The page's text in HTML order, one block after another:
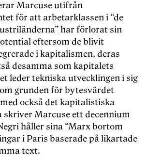
Marcuse utifrån
för att arbetarklassen i “de
har förlorat sin
eftersom de blivit
i kapitalismen, deras
desamma som kapitalets
leder tekniska utvecklingen i sig
grunden för bytesvärdet
också det kapitalistiska
skriver Marcuse ett decennium
håller sina “Marx bortom
i Paris baserade på likartade
text.